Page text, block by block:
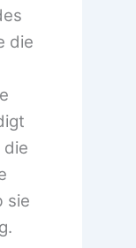
die
die
sie